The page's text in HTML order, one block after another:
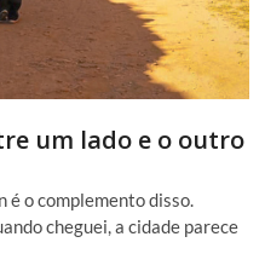
um lado e o outro
é o complemento disso.
cheguei, a cidade parece